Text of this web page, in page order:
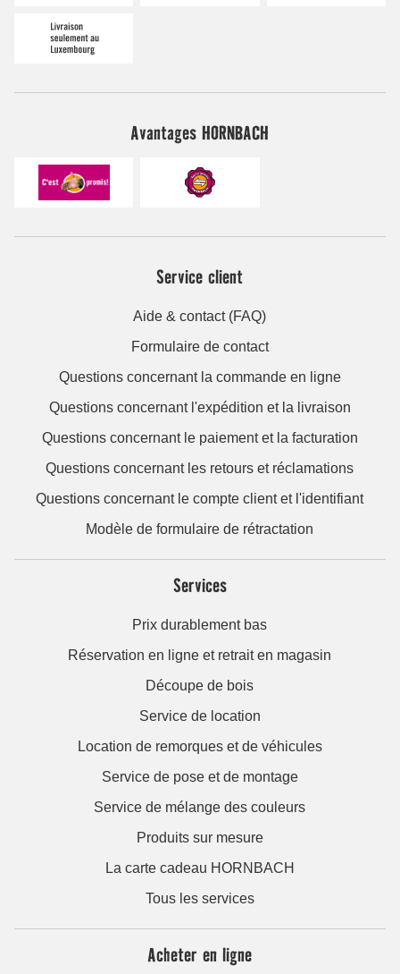
Avantages HORNBACH
Service client
Aide & contact (FAQ)
Formulaire de contact
Questions concernant la commande en ligne
Questions concernant l'expédition et la livraison
Questions concernant le paiement et la facturation
Questions concernant les retours et réclamations
Questions concernant le compte client et l'identifiant
Modèle de formulaire de rétractation
Services
Prix durablement bas
Réservation en ligne et retrait en magasin
Découpe de bois
Service de location
Location de remorques et de véhicules
Service de pose et de montage
Service de mélange des couleurs
Produits sur mesure
La carte cadeau HORNBACH
Tous les services
Acheter en ligne